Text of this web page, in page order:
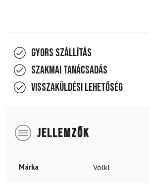
Gyors szállítás
Szakmai tanácsadás
Visszaküldési lehetőség
JELLEMZŐK
Márka Völkl